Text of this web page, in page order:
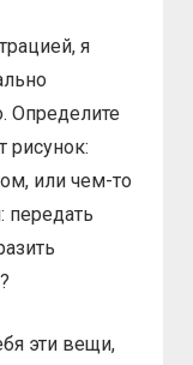
я
Определите
рисунок:
или чем-то
эти вещи,